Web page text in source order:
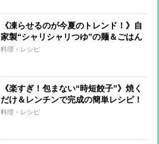
《凍らせるのが今夏のトレンド！》自
家製“シャリシャリつゆ”の麺＆ごはん
7レシピ
料理・レシピ
《楽すぎ！包まない“時短餃子”》焼く
だけ＆レンチンで完成の簡単レシピ！
料理・レシピ